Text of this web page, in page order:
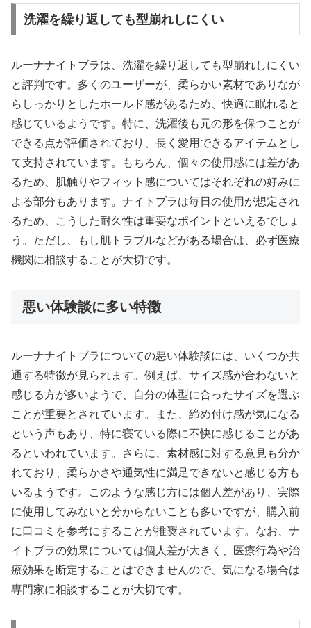
洗濯を繰り返しても型崩れしにくい
ルーナナイトブラは、洗濯を繰り返しても型崩れしにくい
と評判です。多くのユーザーが、柔らかい素材でありなが
らしっかりとしたホールド感があるため、快適に眠れると
感じているようです。特に、洗濯後も元の形を保つことが
できる点が評価されており、長く愛用できるアイテムとし
て支持されています。もちろん、個々の使用感には差があ
るため、肌触りやフィット感についてはそれぞれの好みに
よる部分もあります。ナイトブラは毎日の使用が想定され
るため、こうした耐久性は重要なポイントといえるでしょ
う。ただし、もし肌トラブルなどがある場合は、必ず医療
機関に相談することが大切です。
悪い体験談に多い特徴
ルーナナイトブラについての悪い体験談には、いくつか共
通する特徴が見られます。例えば、サイズ感が合わないと
感じる方が多いようで、自分の体型に合ったサイズを選ぶ
ことが重要とされています。また、締め付け感が気になる
という声もあり、特に寝ている際に不快に感じることがあ
るといわれています。さらに、素材感に対する意見も分か
れており、柔らかさや通気性に満足できないと感じる方も
いるようです。このような感じ方には個人差があり、実際
に使用してみないと分からないことも多いですが、購入前
に口コミを参考にすることが推奨されています。なお、ナ
イトブラの効果については個人差が大きく、医療行為や治
療効果を断定することはできませんので、気になる場合は
専門家に相談することが大切です。